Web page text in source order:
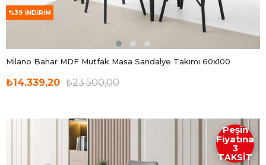
Milano Bahar MDF Mutfak Masa Sandalye Takımı 60x100
₺14.339,20 ₺23.500,00
%39 İNDIRIM
Peşin
Fiyatına
3
TAKSİT